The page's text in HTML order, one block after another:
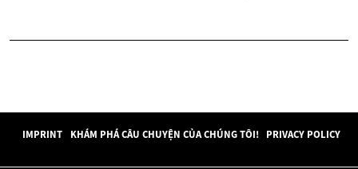
IMPRINT KHÁM PHÁ CÂU CHUYỆN CỦA CHÚNG TÔI! PRIVACY POLICY